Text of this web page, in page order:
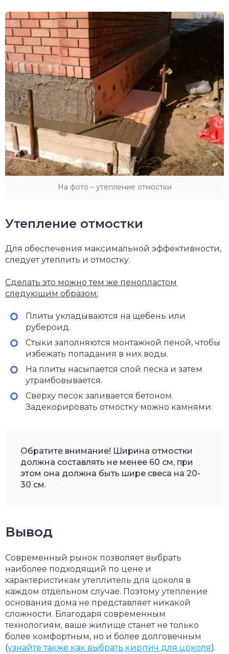
На фото – утепление отмостки
Утепление отмостки
Для обеспечения максимальной эффективности,
следует утеплить и отмостку.
Сделать это можно тем же пенопластом
следующим образом:
Плиты укладываются на щебень или
рубероид.
Стыки заполняются монтажной пеной, чтобы
избежать попадания в них воды.
На плиты насыпается слой песка и затем
утрамбовывается.
Сверху песок заливается бетоном.
Задекорировать отмостку можно камнями.
Обратите внимание! Ширина отмостки
должна составлять не менее 60 см, при
этом она должна быть шире свеса на 20-
30 см.
Вывод
Современный рынок позволяет выбрать
наиболее подходящий по цене и
характеристикам утеплитель для цоколя в
каждом отдельном случае. Поэтому утепление
основания дома не представляет никакой
сложности. Благодаря современным
технологиям, ваше жилище станет не только
более комфортным, но и более долговечным
(узнайте также как выбрать кирпич для цоколя).